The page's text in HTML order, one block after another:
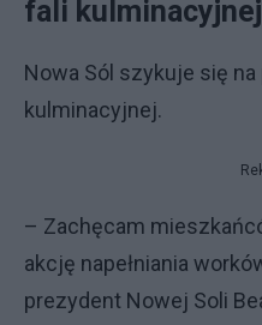
fali kulminacyjnej
Nowa Sól szykuje się
kulminacyjnej.
– Zachęcam
akcję napełniania
prezydent Nowej Soli